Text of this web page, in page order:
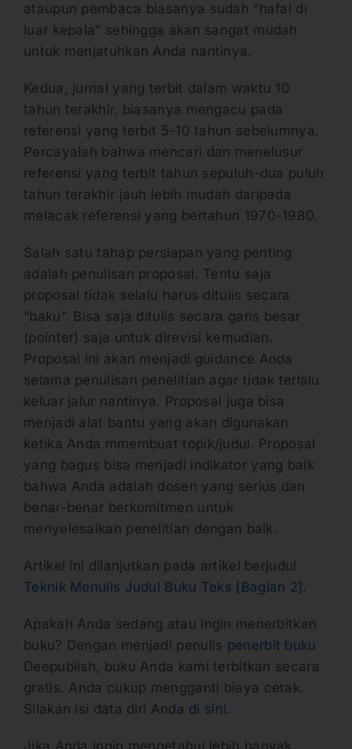
ataupun pembaca biasanya sudah “hafal di
luar kepala” sehingga akan sangat mudah
untuk menjatuhkan Anda nantinya.
Kedua, jurnal yang terbit dalam waktu 10
tahun terakhir, biasanya mengacu pada
referensi yang terbit 5-10 tahun sebelumnya.
Percayalah bahwa mencari dan menelusur
referensi yang terbit tahun sepuluh-dua puluh
tahun terakhir jauh lebih mudah daripada
melacak referensi yang bertahun 1970-1980.
Salah satu tahap persiapan yang penting
adalah penulisan proposal. Tentu saja
proposal tidak selalu harus ditulis secara
“baku”. Bisa saja ditulis secara garis besar
(pointer) saja untuk direvisi kemudian.
Proposal ini akan menjadi guidance Anda
selama penulisan penelitian agar tidak terlalu
keluar jalur nantinya. Proposal juga bisa
menjadi alat bantu yang akan digunakan
ketika Anda mmembuat topik/judul. Proposal
yang bagus bisa menjadi indikator yang baik
bahwa Anda adalah dosen yang serius dan
benar-benar berkomitmen untuk
menyelesaikan penelitian dengan baik.
Artikel ini dilanjutkan pada artikel berjudul
Teknik Menulis Judul Buku Teks [Bagian 2].
Apakah Anda sedang atau ingin menerbitkan
buku? Dengan menjadi penulis penerbit buku
Deepublish, buku Anda kami terbitkan secara
gratis. Anda cukup mengganti biaya cetak.
Silakan isi data diri Anda di sini.